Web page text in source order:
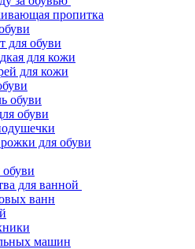
пропитка
для обуви
для кожи
для кожи
обуви
обуви
для обуви
для ванной
ванн
машин